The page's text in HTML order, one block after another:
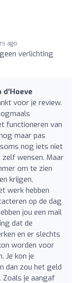
ago
verlichting
d'Hoeve
voor je review.
functioneren van
maar pas
nog iets niet
wensen. Maar
om te zien
krijgen,
werk hebben
op de dag
jou een mail
dat de
en er slechts
worden voor
Je kon je
dan zou het geld
je aangaf